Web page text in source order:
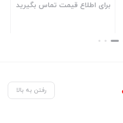
برای اطلاع قیمت تماس بگیرید
بستن
رفتن به بالا